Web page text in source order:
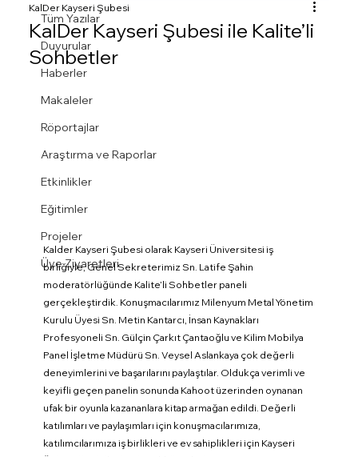
Tüm Yazılar
Duyurular
Haberler
Makaleler
Röportajlar
Araştırma ve Raporlar
Etkinlikler
Eğitimler
Projeler
Üye Ziyaretleri
KalDer Kayseri Şubesi ile Kalite’li
Sohbetler
KalDer Kayseri Şubesi
Kalder Kayseri Şubesi olarak Kayseri Üniversitesi iş
birliğiyle, Genel Sekreterimiz Sn. Latife Şahin
moderatörlüğünde Kalite’li Sohbetler paneli
gerçekleştirdik. Konuşmacılarımız Milenyum Metal Yönetim
Kurulu Üyesi Sn. Metin Kantarcı, İnsan Kaynakları
Profesyoneli Sn. Gülçin Çarkıt Çantaoğlu ve Kilim Mobilya
Panel İşletme Müdürü Sn. Veysel Aslankaya çok değerli
deneyimlerini ve başarılarını paylaştılar. Oldukça verimli ve
keyifli geçen panelin sonunda Kahoot üzerinden oynanan
ufak bir oyunla kazananlara kitap armağan edildi. Değerli
katılımları ve paylaşımları için konuşmacılarımıza,
katılımcılarımıza iş birlikleri ve ev sahiplikleri için Kayseri